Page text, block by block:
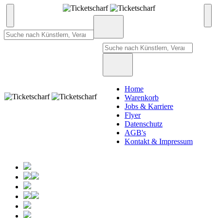
Home
Warenkorb
Jobs & Karriere
Flyer
Datenschutz
AGB's
Kontakt & Impressum